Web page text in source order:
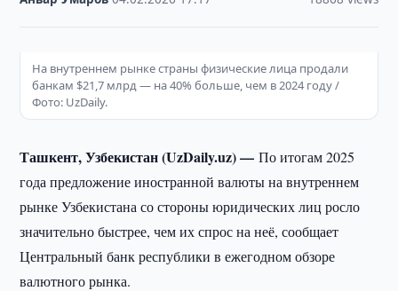
На внутреннем рынке страны физические лица продали
банкам $21,7 млрд — на 40% больше, чем в 2024 году /
Фото: UzDaily.
Ташкент, Узбекистан (UzDaily.uz) —По итогам 2025
года предложение иностранной валюты на внутреннем
рынке Узбекистана со стороны юридических лиц росло
значительно быстрее, чем их спрос на неё, сообщает
Центральный банк республики в ежегодном обзоре
валютного рынка.